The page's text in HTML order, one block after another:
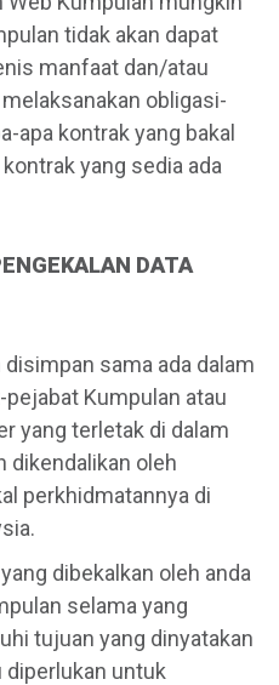
tidak akan dapat
manfaat dan/atau
obligasi-
apa kontrak yang bakal
yang sedia ada
DATA
disimpan sama ada dalam
Kumpulan atau
yang terletak di dalam
dikendalikan oleh
perkhidmatannya di
dibekalkan oleh anda
selama yang
tujuan yang dinyatakan
diperlukan untuk